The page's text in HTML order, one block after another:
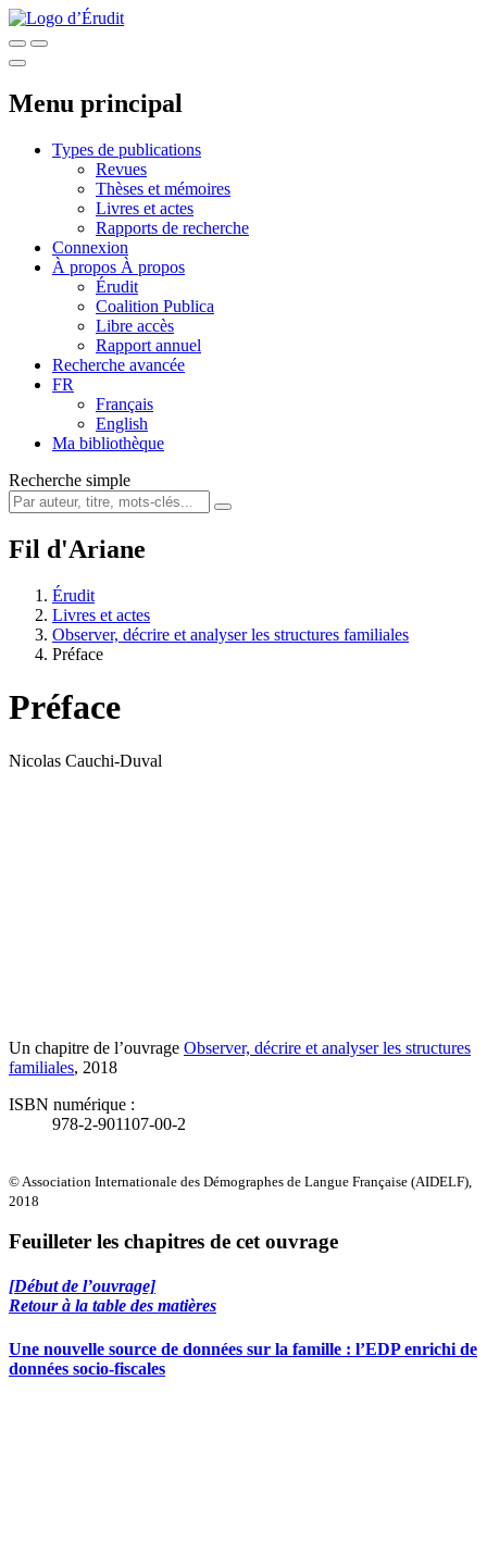
Menu principal
Types de publications
Revues
Thèses et mémoires
Livres et actes
Rapports de recherche
Connexion
À propos À propos
Érudit
Coalition Publica
Libre accès
Rapport annuel
Recherche avancée
FR
Français
English
Ma bibliothèque
Recherche simple
Fil d'Ariane
Érudit
Livres et actes
Observer, décrire et analyser les structures familiales
Préface
Préface
Nicolas Cauchi-Duval
Un chapitre de l’ouvrage Observer, décrire et analyser les structures
familiales, 2018
ISBN numérique :
978-2-901107-00-2
© Association Internationale des Démographes de Langue Française (AIDELF),
2018
Feuilleter les chapitres de cet ouvrage
[Début de l’ouvrage]
Retour à la table des matières
Une nouvelle source de données sur la famille : l’EDP enrichi de
données socio-fiscales